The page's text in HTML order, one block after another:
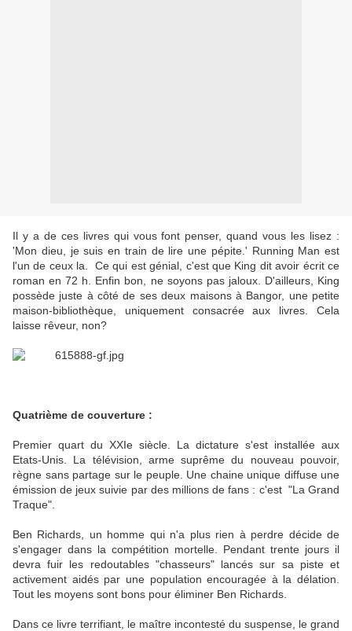
Il y a de ces livres qui vous font penser, quand vous les lisez :
'Mon dieu, je suis en train de lire une pépite.' Running Man est
l'un de ceux la. Ce qui est génial, c'est que King dit avoir écrit ce
roman en 72 h. Enfin bon, ne soyons pas jaloux. D'ailleurs, King
possède juste à côté de ses deux maisons à Bangor, une petite
maison-bibliothèque, uniquement consacrée aux livres. Cela
laisse rêveur, non?
Quatrième de couverture :
Premier quart du XXIe siècle. La dictature s'est installée aux
Etats-Unis. La télévision, arme suprême du nouveau pouvoir,
règne sans partage sur le peuple. Une chaine unique diffuse une
émission de jeux suivie par des millions de fans : c'est "La Grand
Traque".
Ben Richards, un homme qui n'a plus rien à perdre décide de
s'engager dans la compétition mortelle. Pendant trente jours il
devra fuir les redoutables "chasseurs" lancés sur sa piste et
activement aidés par une population encouragée à la délation.
Tout les moyens sont bons pour éliminer Ben Richards.
Dans ce livre terrifiant, le maître incontesté du suspense, le grand